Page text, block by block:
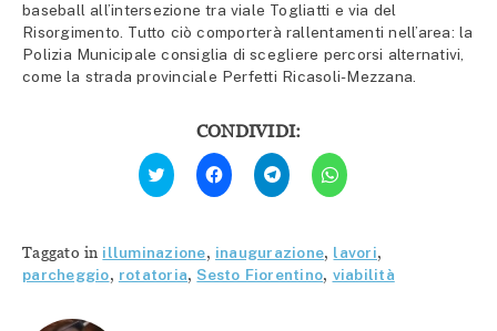
baseball all’intersezione tra viale Togliatti e via del
Risorgimento. Tutto ciò comporterà rallentamenti nell’area: la
Polizia Municipale consiglia di scegliere percorsi alternativi,
come la strada provinciale Perfetti Ricasoli-Mezzana.
CONDIVIDI:
Fai
clic
qui
Twitter
(Si
apre
in
Fai
clic
per
condividere
(Si
apre
in
una
Fai
clic
per
condividere
(Si
apre
in
una
Fai
clic
per
(Si
apre
in
una
Taggato in illuminazione, inaugurazione, lavori,
parcheggio, rotatoria,Sesto Fiorentino, viabilità